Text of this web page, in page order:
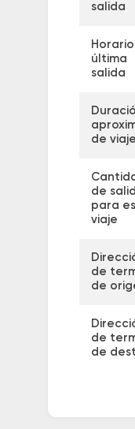
salida
última
salida
de viaje
de
para
viaje
de
de
de
de